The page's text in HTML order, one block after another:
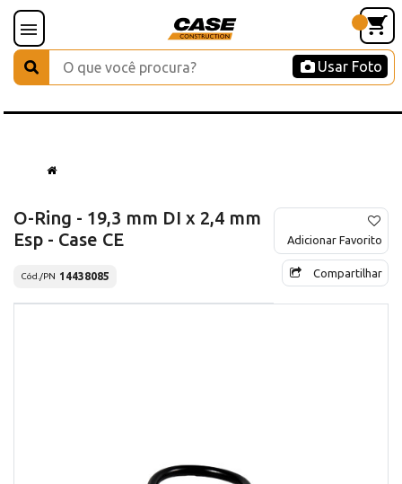
Usar Foto
O-Ring - 19,3 mm DI x 2,4 mm
Esp - Case CE
Cód./PN 14438085
Adicionar Favorito
Compartilhar